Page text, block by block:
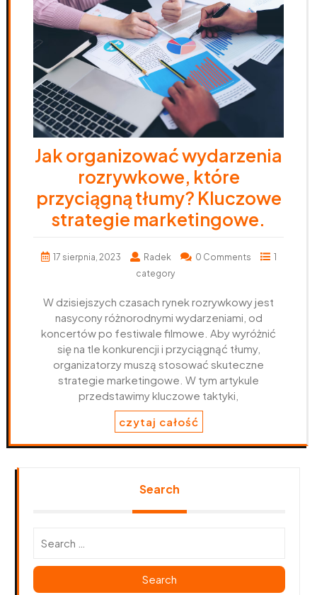
Jak organizować wydarzenia
rozrywkowe, które
przyciągną tłumy? Kluczowe
strategie marketingowe.
17 sierpnia, 2023 Radek 0 Comments
1
category
W dzisiejszych czasach rynek rozrywkowy jest
nasycony różnorodnymi wydarzeniami, od
koncertów po festiwale filmowe. Aby wyróżnić
się na tle konkurencji i przyciągnąć tłumy,
organizatorzy muszą stosować skuteczne
strategie marketingowe. W tym artykule
przedstawimy kluczowe taktyki,
czytaj całość
Search
Search